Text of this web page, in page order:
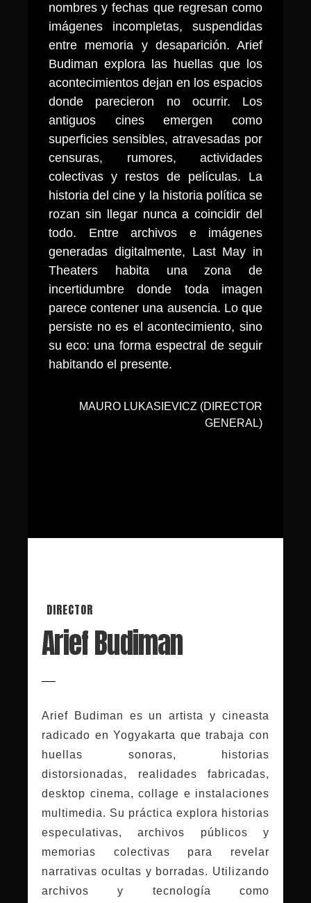
nombres y fechas que regresan como
imágenes incompletas, suspendidas
entre memoria y desaparición. Arief
Budiman explora las huellas que los
acontecimientos dejan en los espacios
donde parecieron no ocurrir. Los
antiguos cines emergen como
superficies sensibles, atravesadas por
censuras, rumores, actividades
colectivas y restos de películas. La
historia del cine y la historia política se
rozan sin llegar nunca a coincidir del
todo. Entre archivos e imágenes
generadas digitalmente, Last May in
Theaters habita una zona de
incertidumbre donde toda imagen
parece contener una ausencia. Lo que
persiste no es el acontecimiento, sino
su eco: una forma espectral de seguir
habitando el presente.
MAURO LUKASIEVICZ (DIRECTOR
GENERAL)
DIRECTOR
Arief Budiman
Arief Budiman es un artista y cineasta
radicado en Yogyakarta que trabaja con
huellas sonoras, historias
distorsionadas, realidades fabricadas,
desktop cinema, collage e instalaciones
multimedia. Su práctica explora historias
especulativas, archivos públicos y
memorias colectivas para revelar
narrativas ocultas y borradas. Utilizando
archivos y tecnología como